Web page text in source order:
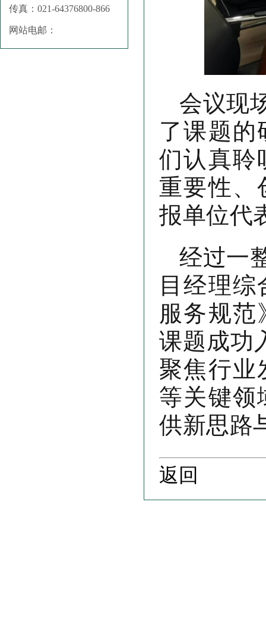
传真：021-64376800-866
网站电邮：
会议现
了课题的
们认真聆
重要性、
报单位代
经过一
目经理
服务规范
课题成功
聚焦行业
等关键领
供新思路
返回